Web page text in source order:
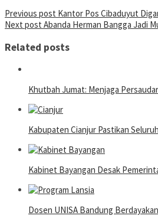
Post
navigation
Previous post Kantor Pos Cibaduyut
Next post Abanda Herman Bangga Jadi
Related posts
Khutbah Jumat: Menjaga
Kabupaten Cianjur Pastikan
Kabinet Bayangan Desak
Dosen UNISA Bandung